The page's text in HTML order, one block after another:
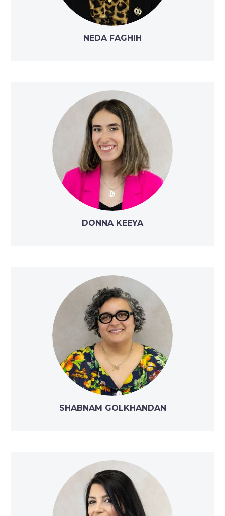
NEDA FAGHIH
DONNA KEEYA
SHABNAM GOLKHANDAN